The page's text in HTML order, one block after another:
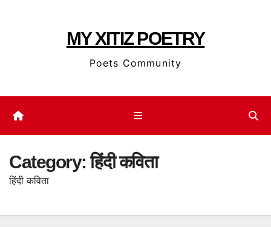
MY XITIZ POETRY
Poets Community
Category:हिंदी कविता
हिंदी कविता